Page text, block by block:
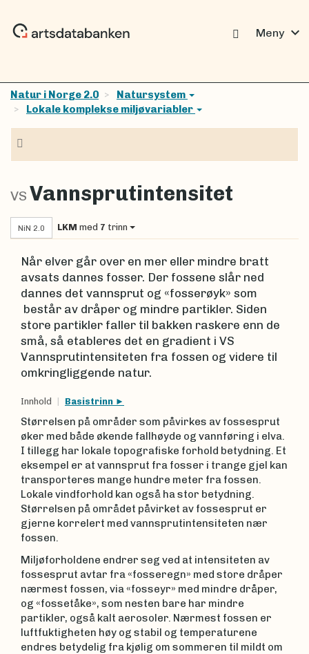
Meny expand_more
Natur i Norge 2.0
Natursystem
Lokale komplekse miljøvariabler
VS Vannsprutintensitet
NiN 2.0 LKM med 7 trinn
Når elver går over en mer eller mindre bratt
avsats dannes fosser. Der fossene slår ned
dannes det vannsprut og «fosserøyk» som
består av dråper og mindre partikler. Siden
store partikler faller til bakken raskere enn de
små, så etableres det en gradient i VS
Vannsprutintensiteten fra fossen og videre til
omkringliggende natur.
Innhold Basistrinn
Størrelsen på områder som påvirkes av fossesprut
øker med både økende fallhøyde og vannføring i elva.
I tillegg har lokale topografiske forhold betydning. Et
eksempel er at vannsprut fra fosser i trange gjel kan
transporteres mange hundre meter fra fossen.
Lokale vindforhold kan også ha stor betydning.
Størrelsen på området påvirket av fossesprut er
gjerne korrelert med vannsprutintensiteten nær
fossen.
Miljøforholdene endrer seg ved at intensiteten av
fossesprut avtar fra «fosseregn» med store dråper
nærmest fossen, via «fosseyr» med mindre dråper,
og «fossetåke», som nesten bare har mindre
partikler, også kalt aerosoler. Nærmest fossen er
luftfuktigheten høy og stabil og temperaturene
endres betydelig fra kjølig om sommeren til mildt om